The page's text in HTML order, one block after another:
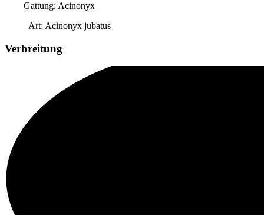
Gattung: Acinonyx
Art: Acinonyx jubatus
Verbreitung